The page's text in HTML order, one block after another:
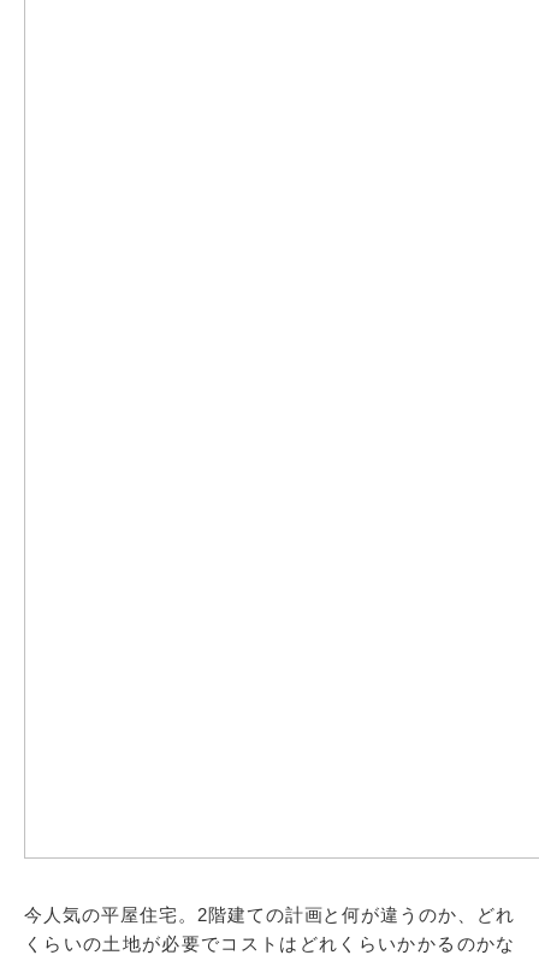
今人気の平屋住宅。2階建ての計画と何が違うのか、どれ
くらいの土地が必要でコストはどれくらいかかるのかな